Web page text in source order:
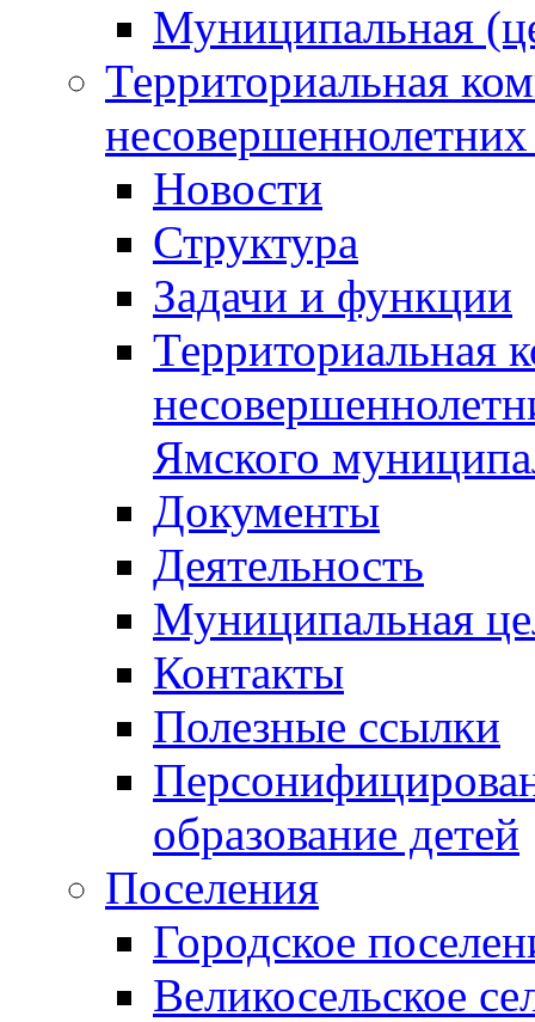
Муниципальная
Территориальная
Новости
Структура
Задачи и функции
Территориальная
Ямского
Документы
Деятельность
Муниципальная
Контакты
Полезные ссылки
образование детей
Поселения
Городское
Великосельское